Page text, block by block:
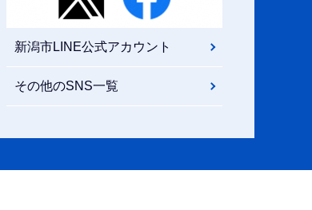
新潟市LINE公式アカウント
その他のSNS一覧